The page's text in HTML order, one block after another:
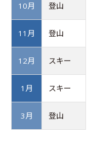
10月 登山
11月 登山
12月 スキー
1月 スキー
3月 登山